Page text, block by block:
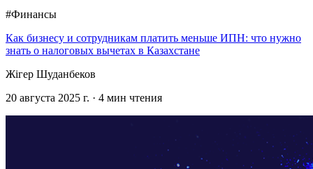
#Финансы
Как бизнесу и сотрудникам платить меньше ИПН: что нужно
знать о налоговых вычетах в Казахстане
Жігер Шуданбеков
20 августа 2025 г. · 4 мин чтения